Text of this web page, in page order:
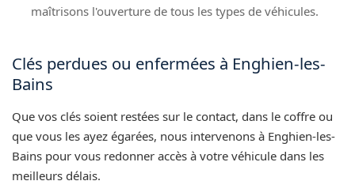
maîtrisons l'ouverture de tous les types de véhicules.
Clés perdues ou enfermées à Enghien-les-
Bains
Que vos clés soient restées sur le contact, dans le coffre ou
que vous les ayez égarées, nous intervenons à Enghien-les-
Bains pour vous redonner accès à votre véhicule dans les
meilleurs délais.